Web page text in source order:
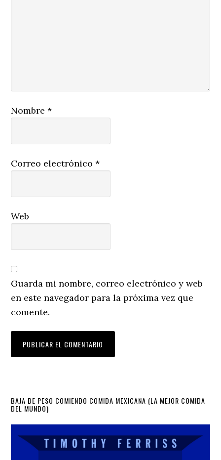
Nombre*
Correo electrónico*
Web
Guarda mi nombre, correo electrónico y web
en este navegador para la próxima vez que
comente.
Primary
Sidebar
BAJA DE PESO COMIENDO COMIDA MEXICANA (LA MEJOR COMIDA
DEL MUNDO)